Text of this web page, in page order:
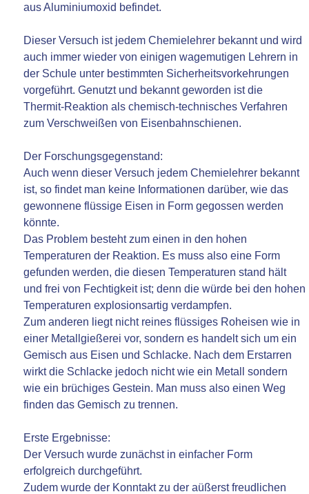
aus Aluminiumoxid befindet.
Dieser Versuch ist jedem Chemielehrer bekannt und wird
auch immer wieder von einigen wagemutigen Lehrern in
der Schule unter bestimmten Sicherheitsvorkehrungen
vorgeführt. Genutzt und bekannt geworden ist die
Thermit-Reaktion als chemisch-technisches Verfahren
zum Verschweißen von Eisenbahnschienen.
Der Forschungsgegenstand:
Auch wenn dieser Versuch jedem Chemielehrer bekannt
ist, so findet man keine Informationen darüber, wie das
gewonnene flüssige Eisen in Form gegossen werden
könnte.
Das Problem besteht zum einen in den hohen
Temperaturen der Reaktion. Es muss also eine Form
gefunden werden, die diesen Temperaturen stand hält
und frei von Fechtigkeit ist; denn die würde bei den hohen
Temperaturen explosionsartig verdampfen.
Zum anderen liegt nicht reines flüssiges Roheisen wie in
einer Metallgießerei vor, sondern es handelt sich um ein
Gemisch aus Eisen und Schlacke. Nach dem Erstarren
wirkt die Schlacke jedoch nicht wie ein Metall sondern
wie ein brüchiges Gestein. Man muss also einen Weg
finden das Gemisch zu trennen.
Erste Ergebnisse:
Der Versuch wurde zunächst in einfacher Form
erfolgreich durchgeführt.
Zudem wurde der Konntakt zu der aüßerst freudlichen